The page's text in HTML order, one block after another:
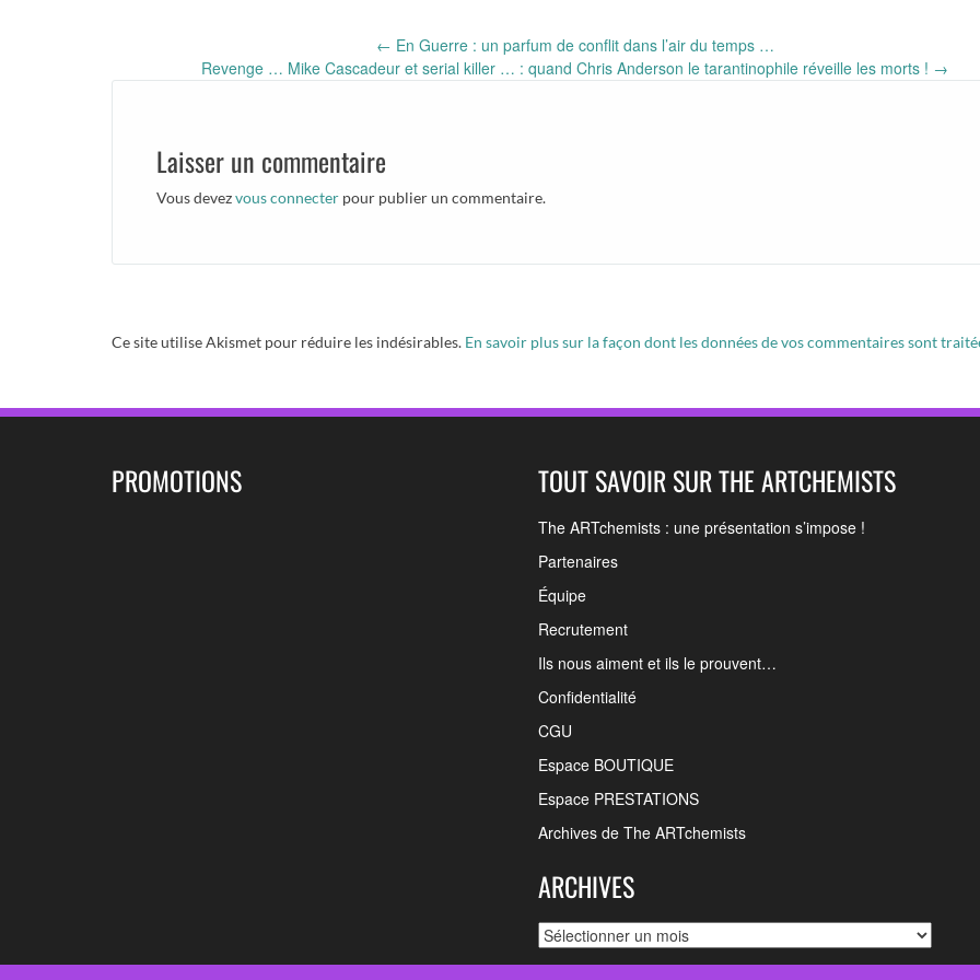
navigation
← En Guerre : un parfum de conflit dans l’air du temps …
Revenge … Mike Cascadeur et serial killer … : quand Chris Anderson le tarantinophile réveille les morts ! →
Laisser un commentaire
Vous devezvous connecter pour publier un commentaire.
Ce site utilise Akismet pour réduire les indésirables. En savoir plus sur la façon dont les données de vos commentaires sont
PROMOTIONS TOUT SAVOIR SUR THE ARTCHEMISTS
The ARTchemists : une présentation s’impose !
Partenaires
Équipe
Recrutement
Ils nous aiment et ils le prouvent…
Confidentialité
CGU
Espace BOUTIQUE
Espace PRESTATIONS
Archives de The ARTchemists
ARCHIVES
Archives